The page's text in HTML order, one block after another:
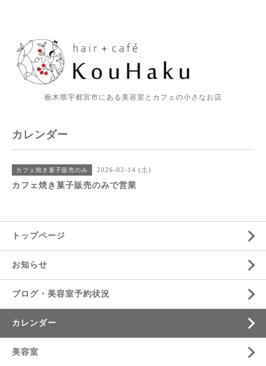
栃木県宇都宮市にある美容室とカフェの小さなお店
カレンダー
カフェ焼き菓子販売のみ 2026-02-14 (土)
カフェ焼き菓子販売のみで営業
トップページ
お知らせ
ブログ・美容室予約状況
カレンダー
美容室